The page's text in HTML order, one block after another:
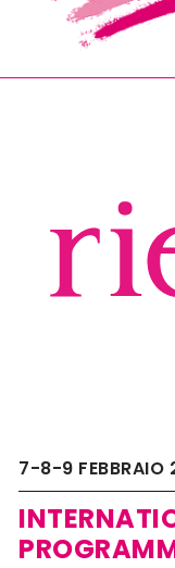
7-8-9 FEBBRAIO